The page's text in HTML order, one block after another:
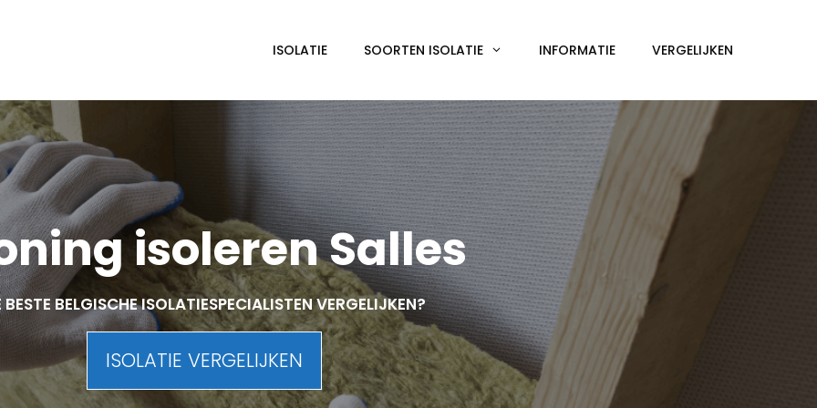
ISOLATIE SOORTEN ISOLATIE INFORMATIE VERGELIJKEN
isoleren Salles
BESTE BELGISCHE ISOLATIESPECIALISTEN VERGELIJKEN?
ISOLATIE VERGELIJKEN